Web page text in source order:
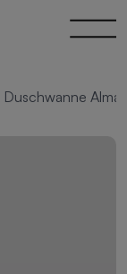
Duschwanne Alma